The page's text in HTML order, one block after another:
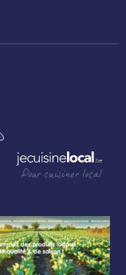
Pour cuisiner local